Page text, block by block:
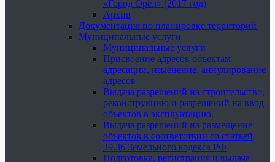
«Город Орел» (2017 год)
Архив
Документация по планировке территорий
Муниципальные услуги
Муниципальные услуги
Присвоение адресов объектам
адресации, изменение, аннулирование
адресов
Выдача разрешений на строительство,
реконструкцию и разрешений на ввод
объектов в эксплуатацию.
Выдача разрешений на размещение
объектов в соответствии со статьей
39.36 Земельного кодекса РФ
Подготовка, регистрация и выдача